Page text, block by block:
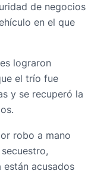
de negocios
en el que
lograron
el trío fue
y se recuperó la
robo a mano
acusados